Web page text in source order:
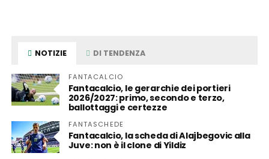
NOTIZIE DI TENDENZA
FANTACALCIO
Fantacalcio, le gerarchie dei portieri
2026/2027: primo, secondo e terzo,
ballottaggi e certezze
FANTASCHEDE
Fantacalcio, la scheda di Alajbegovic alla
Juve: non è il clone di Yildiz